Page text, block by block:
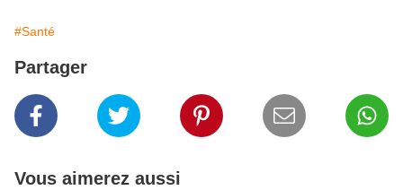
#Santé
Partager
Vous aimerez aussi